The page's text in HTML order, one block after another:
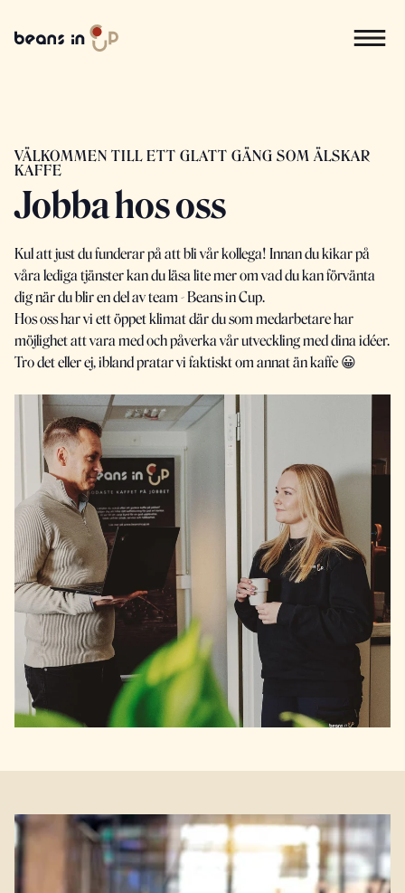
VÄLKOMMEN TILL ETT GLATT GÄNG SOM ÄLSKAR
KAFFE
Jobba hos oss
Kul att just du funderar på att bli vår kollega! Innan du kikar på
våra lediga tjänster kan du läsa lite mer om vad du kan förvänta
dig när du blir en del av team - Beans in Cup.
Hos oss har vi ett öppet klimat där du som medarbetare har
möjlighet att vara med och påverka vår utveckling med dina idéer.
Tro det eller ej, ibland pratar vi faktiskt om annat än kaffe 😀